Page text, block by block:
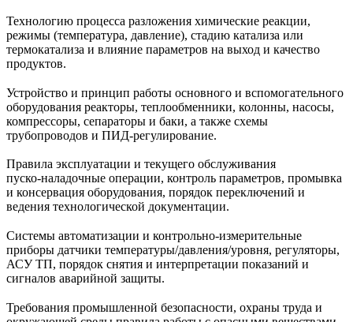
Технологию процесса разложения химические реакции,
режимы (температура, давление), стадию катализа или
термокатализа и влияние параметров на выход и качество
продуктов.
Устройство и принцип работы основного и вспомогательного
оборудования реакторы, теплообменники, колонны, насосы,
компрессоры, сепараторы и баки, а также схемы
трубопроводов и ПИД‑регулирование.
Правила эксплуатации и текущего обслуживания
пуско‑наладочные операции, контроль параметров, промывка
и консервация оборудования, порядок переключений и
ведения технологической документации.
Системы автоматизации и контрольно‑измерительные
приборы датчики температуры/давления/уровня, регуляторы,
АСУ ТП, порядок снятия и интерпретации показаний и
сигналов аварийной защиты.
Требования промышленной безопасности, охраны труда и